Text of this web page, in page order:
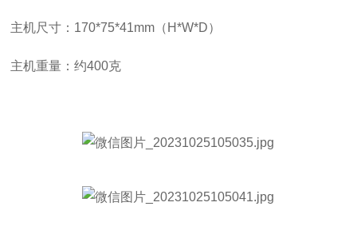
主机尺寸： 170*75*41mm （ H*W*D）
主机重量：约400克